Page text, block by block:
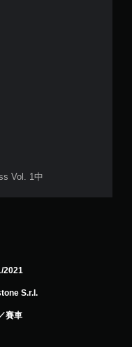
Vol. 1中
2021
S.r.l.
賽車